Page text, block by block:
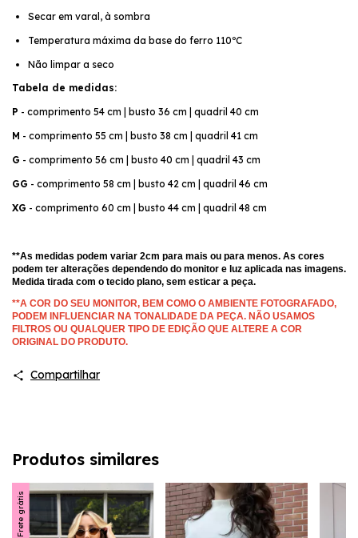
Secar em varal, à sombra
Temperatura máxima da base do ferro 110ºC
Não limpar a seco
Tabela de medidas:
P - comprimento 54 cm | busto 36 cm | quadril 40 cm
M - comprimento 55 cm | busto 38 cm | quadril 41 cm
G - comprimento 56 cm | busto 40 cm | quadril 43 cm
GG - comprimento 58 cm | busto 42 cm | quadril 46 cm
XG - comprimento 60 cm | busto 44 cm | quadril 48 cm
**As medidas podem variar 2cm para mais ou para menos. As cores
podem ter alterações dependendo do monitor e luz aplicada nas imagens.
Medida tirada com o tecido plano, sem esticar a peça.
**A COR DO SEU MONITOR, BEM COMO O AMBIENTE FOTOGRAFADO,
PODEM INFLUENCIAR NA TONALIDADE DA PEÇA. NÃO USAMOS
FILTROS OU QUALQUER TIPO DE EDIÇÃO QUE ALTERE A COR
ORIGINAL DO PRODUTO.
Compartilhar
Produtos similares
Frete grátis